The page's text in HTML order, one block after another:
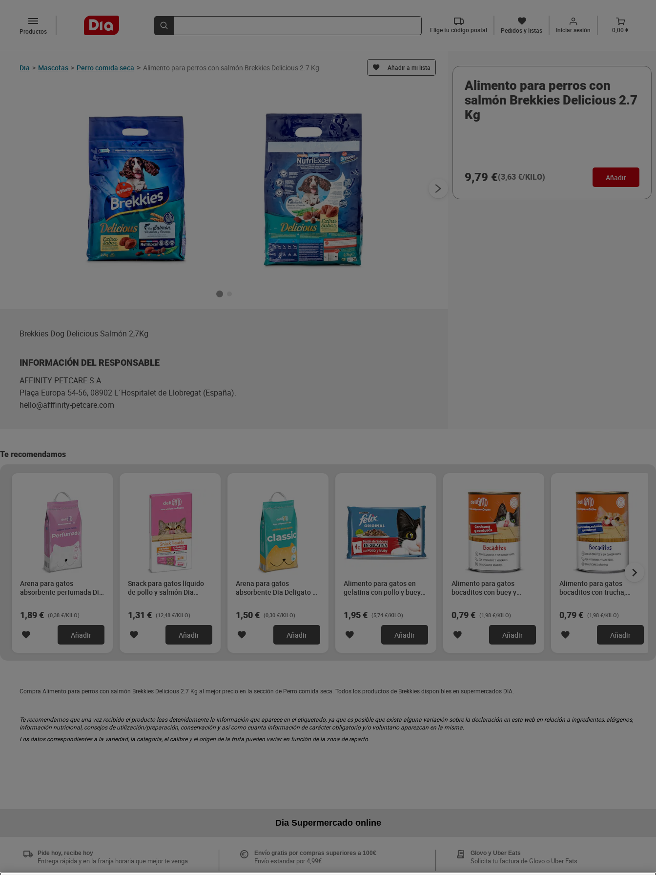
Productos Elige tu código postal Pedidos y listas Iniciar sesión 0,00 €
Dia > Mascotas > Perro comida seca > Alimento para perros con salmón Brekkies Delicious 2.7 Kg Añadir a mi lista
Brekkies Dog Delicious Salmón 2,7Kg
INFORMACIÓN DEL RESPONSABLE
AFFINITY PETCARE S.A.
Plaça Europa 54-56, 08902 L´Hospitalet de Llobregat (España).
hello@afffinity-petcare.com
Alimento para perros con
salmón Brekkies Delicious 2.7
Kg
9,79 €(3,63 €/KILO) Añadir
Te recomendamos
Arena para gatos
absorbente perfumada Dia
1,89 € (0,38 €/KILO)
Añadir
Snack para gatos líquido
de pollo y salmón Dia
1,31 € (12,48 €/KILO)
Añadir
Arena para gatos
absorbente Dia Deligato 5
1,50 € (0,30 €/KILO)
Añadir
Alimento para gatos en
gelatina con pollo y buey
1,95 € (5,74 €/KILO)
Añadir
Alimento para gatos
bocaditos con buey y
g
0,79 € (1,98 €/KILO)
Añadir
Alimento para gatos
bocaditos con trucha,
Deligato 400 g
0,79 € (1,98 €/KILO)
Añadir
Compra Alimento para perros con salmón Brekkies Delicious 2.7 Kg al mejor precio en la sección de Perro comida seca. Todos los productos de Brekkies disponibles en supermercados DIA.
Te recomendamos que una vez recibido el producto leas detenidamente la información que aparece en el etiquetado, ya que es posible que exista alguna variación sobre la declaración en esta web en relación a ingredientes, alérgenos,
información nutricional, consejos de utilización/preparación, conservación y así como cuanta información de carácter obligatorio y/o voluntario aparezcan en la misma.
Los datos correspondientes a la variedad, la categoría, el calibre y el origen de la fruta pueden variar en función de la zona de reparto.
Dia Supermercado online
Pide hoy, recibe hoy
Entrega rápida y en la franja horaria que mejor te venga.
Envío gratis por compras superiores a 100€
Envío estandar por 4,99€
Glovo y Uber Eats
Solicita tu factura de Glovo o Uber Eats